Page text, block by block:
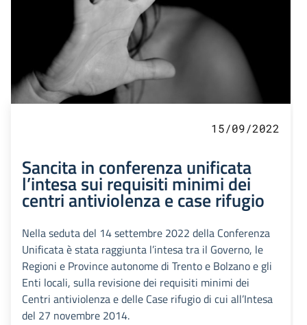
15/09/2022
Sancita in conferenza unificata
l’intesa sui requisiti minimi dei
centri antiviolenza e case rifugio
Nella seduta del 14 settembre 2022 della Conferenza
Unificata è stata raggiunta l’intesa tra il Governo, le
Regioni e Province autonome di Trento e Bolzano e gli
Enti locali, sulla revisione dei requisiti minimi dei
Centri antiviolenza e delle Case rifugio di cui all’Intesa
del 27 novembre 2014.